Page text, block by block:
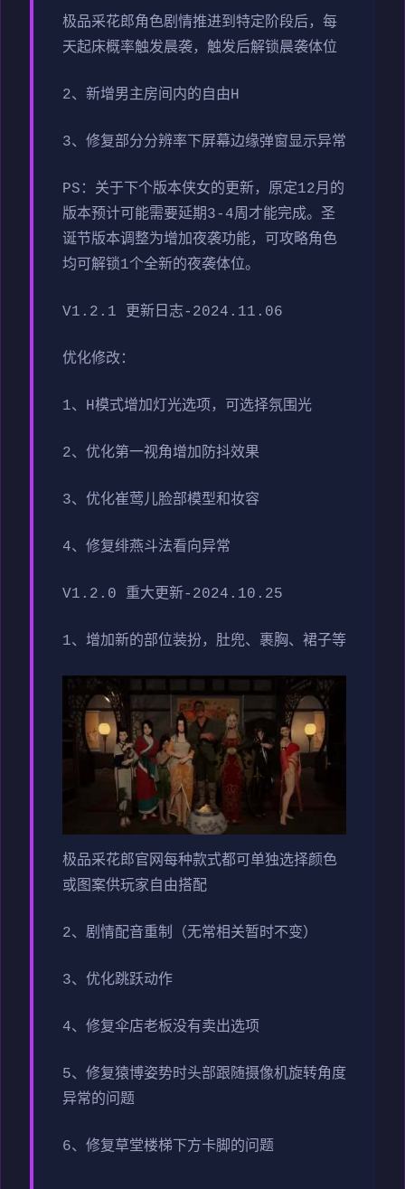
极品采花郎角色剧情推进到特定阶段后，每
天起床概率触发晨袭，触发后解锁晨袭体位
2、新增男主房间内的自由H
3、修复部分分辨率下屏幕边缘弹窗显示异常
PS：关于下个版本侠女的更新，原定12月的
版本预计可能需要延期3-4周才能完成。圣
诞节版本调整为增加夜袭功能，可攻略角色
均可解锁1个全新的夜袭体位。
V1.2.1 更新日志-2024.11.06
优化修改：
1、H模式增加灯光选项，可选择氛围光
2、优化第一视角增加防抖效果
3、优化崔莺儿脸部模型和妆容
4、修复绯燕斗法看向异常
V1.2.0 重大更新-2024.10.25
1、增加新的部位装扮，肚兜、裹胸、裙子等
极品采花郎官网每种款式都可单独选择颜色
或图案供玩家自由搭配
2、剧情配音重制（无常相关暂时不变）
3、优化跳跃动作
4、修复伞店老板没有卖出选项
5、修复猿博姿势时头部跟随摄像机旋转角度
异常的问题
6、修复草堂楼梯下方卡脚的问题